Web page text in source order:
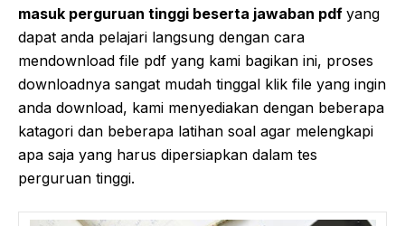
masuk perguruan tinggi beserta jawaban pdf yang
dapat anda pelajari langsung dengan cara
mendownload file pdf yang kami bagikan ini, proses
downloadnya sangat mudah tinggal klik file yang ingin
anda download, kami menyediakan dengan beberapa
katagori dan beberapa latihan soal agar melengkapi
apa saja yang harus dipersiapkan dalam tes
perguruan tinggi.